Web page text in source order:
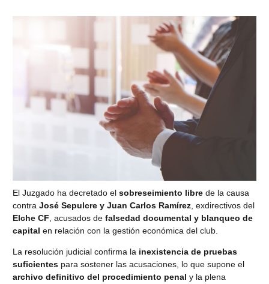
El Juzgado ha decretado el sobreseimiento libre de la causa
contra José Sepulcre y Juan Carlos Ramírez, exdirectivos del
Elche CF, acusados de falsedad documental y blanqueo de
capital en relación con la gestión económica del club.
La resolución judicial confirma la inexistencia de pruebas
suficientes para sostener las acusaciones, lo que supone el
archivo definitivo del procedimiento penal y la plena